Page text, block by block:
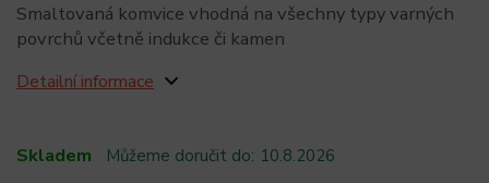
Skladem Můžeme doručit do: 10.8.2026
Smaltovaná komvice vhodná na všechny typy varných
povrchů včetně indukce či kamen
Detailní informace